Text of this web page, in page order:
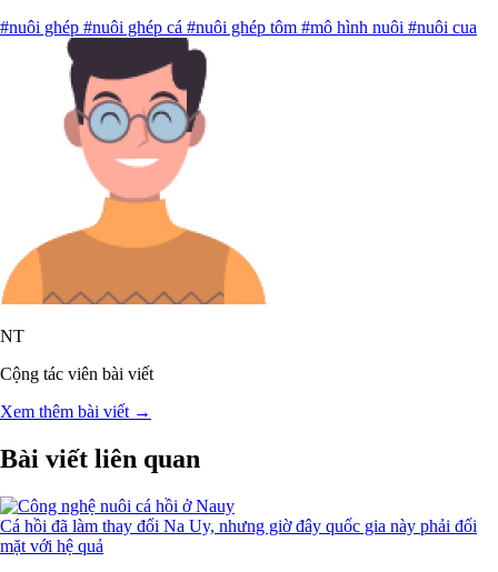
#nuôi ghép #nuôi ghép cá #nuôi ghép tôm #mô hình nuôi #nuôi cua
NT
Cộng tác viên bài viết
Xem thêm bài viết →
Bài viết liên quan
Cá hồi đã làm thay đổi Na Uy, nhưng giờ đây quốc gia này phải đối
mặt với hệ quả